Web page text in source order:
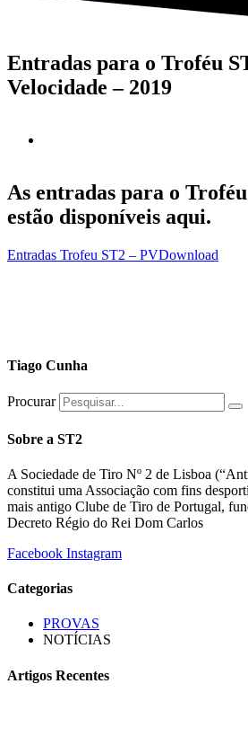
Entradas para o Troféu
Velocidade – 2019
As entradas para o
estão disponíveis aqui.
Entradas Trofeu ST2 – PVDownload
Tiago Cunha
Procurar
Sobre a ST2
A Sociedade de Tiro Nº 2 de Lisboa
constitui uma Associação com fins
mais antigo Clube de Tiro de Portugal,
Decreto Régio do Rei Dom Carlos
Facebook Instagram
Categorias
PROVAS
NOTÍCIAS
Artigos Recentes